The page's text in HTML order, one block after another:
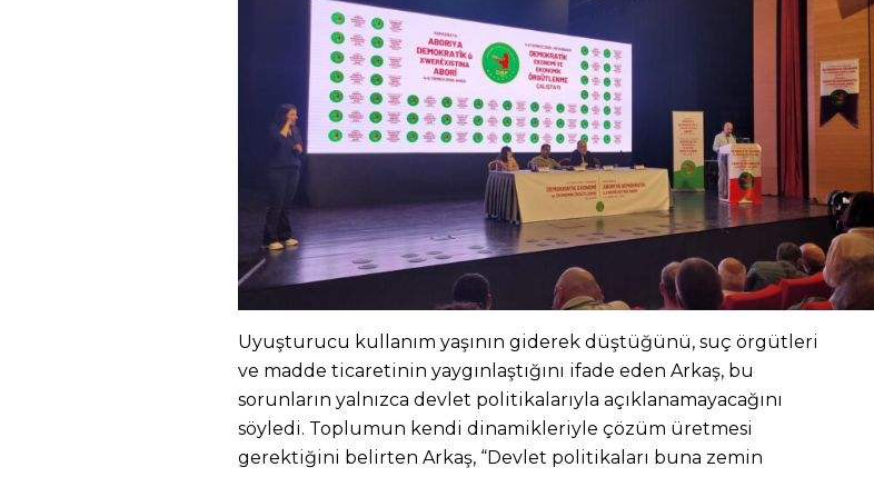
Uyuşturucu kullanım yaşının giderek düştüğünü, suç örgütleri
ve madde ticaretinin yaygınlaştığını ifade eden Arkaş, bu
sorunların yalnızca devlet politikalarıyla açıklanamayacağını
söyledi. Toplumun kendi dinamikleriyle çözüm üretmesi
gerektiğini belirten Arkaş, “Devlet politikaları buna zemin